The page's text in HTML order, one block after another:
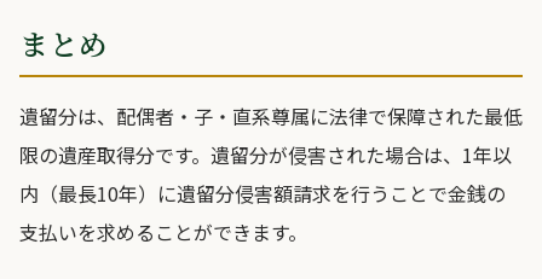
まとめ
遺留分は、配偶者・子・直系尊属に法律で保障された最低
限の遺産取得分です。遺留分が侵害された場合は、1年以
内（最長10年）に遺留分侵害額請求を行うことで金銭の
支払いを求めることができます。